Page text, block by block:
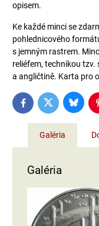
opisem.
Ke každé minci se
pohlednicového
s jemným rastrem.
reliéfem, technikou tzv.
a angličtině. Karta pro
FacebookTwitter Bluesky
Galéria
Galéria